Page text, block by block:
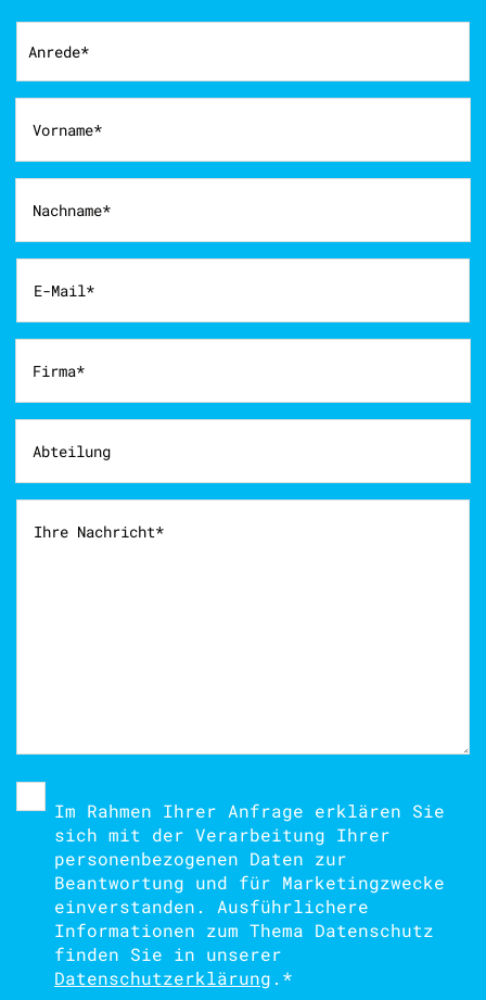
Im Rahmen Ihrer Anfrage erklären Sie
sich mit der Verarbeitung Ihrer
personenbezogenen Daten zur
Beantwortung und für Marketingzwecke
einverstanden. Ausführlichere
Informationen zum Thema Datenschutz
finden Sie in unserer
Datenschutzerklärung . *